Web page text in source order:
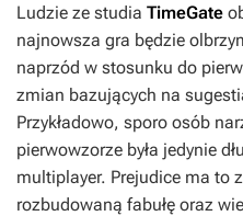
Ludzie ze studia TimeGate
najnowsza gra będzie
naprzód w stosunku do
zmian bazujących na
Przykładowo, sporo osób
pierwowzorze była jedynie
multiplayer. Prejudice ma to
rozbudowaną fabułę oraz